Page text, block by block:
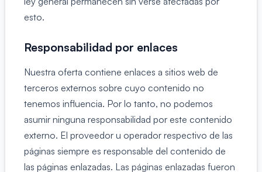
esto.
Responsabilidad por enlaces
Nuestra oferta contiene enlaces a sitios web de
terceros externos sobre cuyo contenido no
tenemos influencia. Por lo tanto, no podemos
asumir ninguna responsabilidad por este contenido
externo. El proveedor u operador respectivo de las
páginas siempre es responsable del contenido de
las páginas enlazadas. Las páginas enlazadas fueron